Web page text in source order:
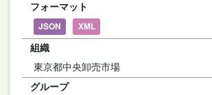
フォーマット
JSON XML
組織
東京都中央卸売市場
グループ